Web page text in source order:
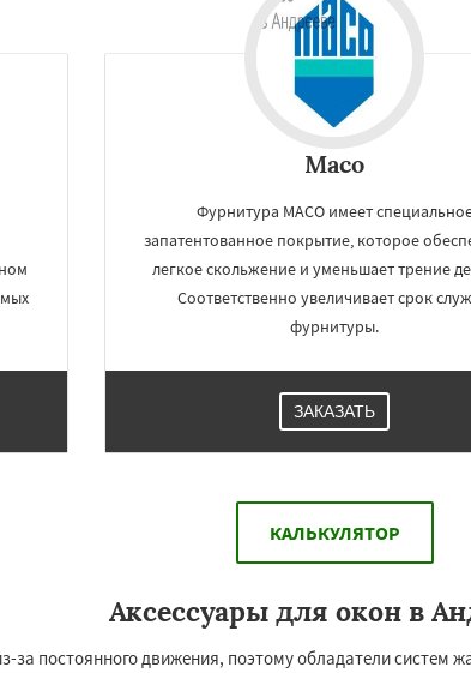
Maco
Фурнитура MACO имеет
запатентованное покрытие, которое
легкое скольжение и уменьшает трение
Соответственно увеличивает срок
фурнитуры.
ЗАКАЗАТЬ
КАЛЬКУЛЯТОР
Аксессуары для окон в
за постоянного движения, поэтому обладатели систем